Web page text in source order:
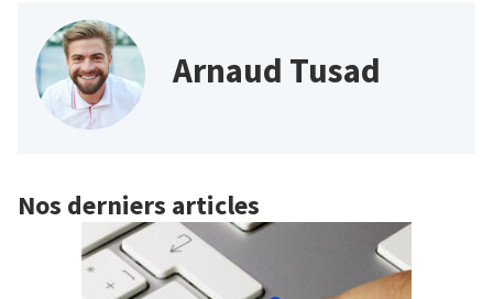
Arnaud Tusad
Nos derniers articles